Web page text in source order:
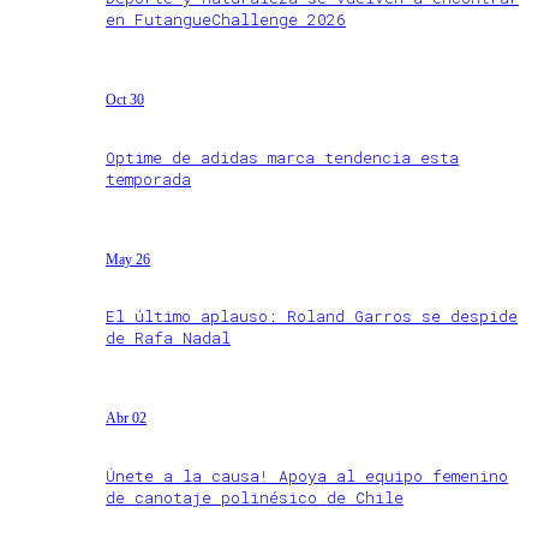
en FutangueChallenge 2026
Oct 30
Optime de adidas marca tendencia esta
temporada
May 26
El último aplauso: Roland Garros se despide
de Rafa Nadal
Abr 02
Únete a la causa! Apoya al equipo femenino
de canotaje polinésico de Chile